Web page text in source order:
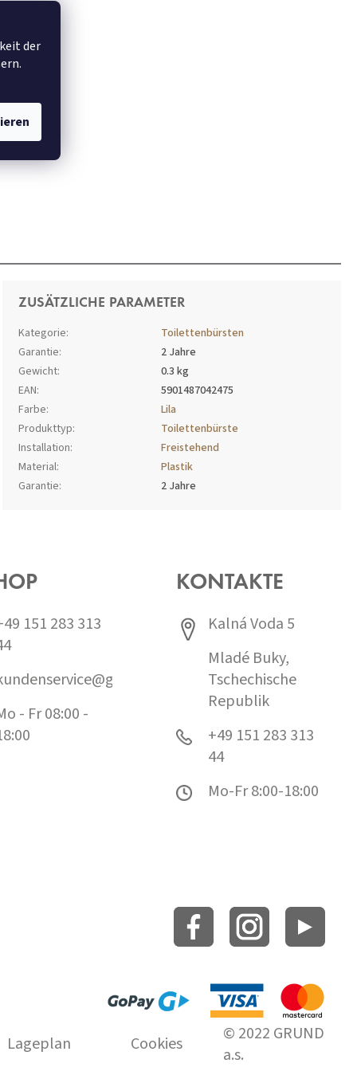
der
€25,95
ZUSÄTZLICHE PARAMETER
Kategorie:
Toilettenbürsten
Garantie:
2 Jahre
Gewicht:
0.3 kg
EAN:
5901487042475
Farbe:
Lila
Produkttyp:
Toilettenbürste
Installation:
Freistehend
Material:
Plastik
Garantie:
2 Jahre
151 283 313
- Fr 08:00 -
KONTAKTE
Kalná Voda 5
Mladé Buky,
Tschechische
Republik
+49 151 283 313
44
Mo-Fr 8:00-18:00
Lageplan Cookies
© 2022 GRUND
a.s.